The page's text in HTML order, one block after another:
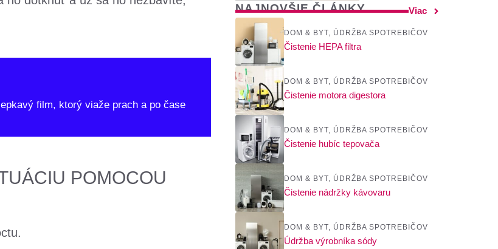
film, ktorý viaže prach a po čase
POMOCOU
NAJNOVŠIE ČLÁNKY Viac
DOM & BYT, ÚDRŽBA SPOTREBIČOV
Čistenie HEPA filtra
DOM & BYT, ÚDRŽBA SPOTREBIČOV
Čistenie motora digestora
DOM & BYT, ÚDRŽBA SPOTREBIČOV
Čistenie hubíc tepovača
DOM & BYT, ÚDRŽBA SPOTREBIČOV
Čistenie nádržky kávovaru
DOM & BYT, ÚDRŽBA SPOTREBIČOV
Údržba výrobníka sódy